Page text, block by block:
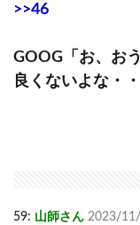
>>46
GOOG「お、お
良くないよな・・
59: 山師さん 2023/